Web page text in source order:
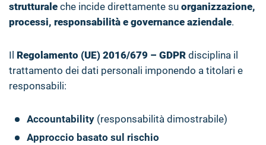
strutturale che incide direttamente su organizzazione,
processi, responsabilità e governance aziendale.
Il Regolamento (UE) 2016/679 – GDPR disciplina il
trattamento dei dati personali imponendo a titolari e
responsabili:
Accountability (responsabilità dimostrabile)
Approccio basato sul rischio